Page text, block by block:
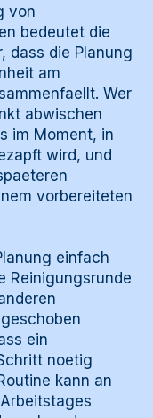
von
bedeutet die
dass die Planung
am
Wer
abwischen
im Moment, in
wird, und
vorbereiteten
einfach
Reinigungsrunde
ein
noetig
kann an